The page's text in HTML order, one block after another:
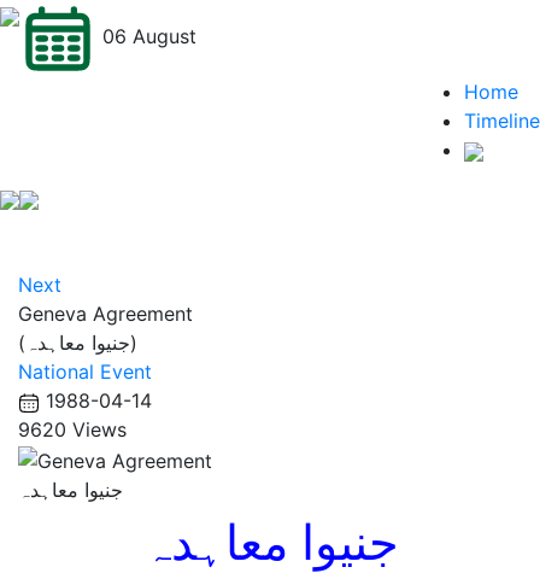
06 August
Home
Timeline
Next
Geneva Agreement
(جنیوا معاہدہ)
National Event
1988-04-14
9620 Views
جنیوا معاہدہ
جنیوا معاہدہ